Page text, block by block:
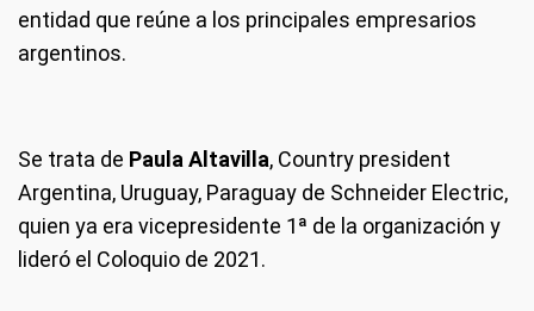
entidad que reúne a los principales empresarios
argentinos.
Se trata de Paula Altavilla, Country president
Argentina, Uruguay, Paraguay de Schneider Electric,
quien ya era vicepresidente 1ª de la organización y
lideró el Coloquio de 2021.